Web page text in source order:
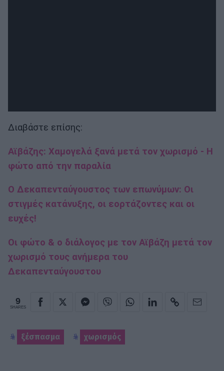
Διαβάστε επίσης:
Αϊβάζης: Χαμογελά ξανά μετά τον χωρισμό - H
φώτο από την παραλία
Ο Δεκαπενταύγουστος των επωνύμων: Οι
στιγμές κατάνυξης, οι εορτάζοντες και οι
ευχές!
Οι φώτο & ο διάλογος με τον Αϊβάζη μετά τον
χωρισμό τους ανήμερα του
Δεκαπενταύγουστου
9
SHARES
ξέσπασμα χωρισμός